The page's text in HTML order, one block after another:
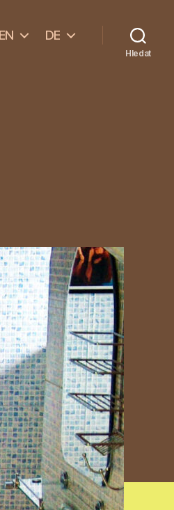
EN DE
Hledat